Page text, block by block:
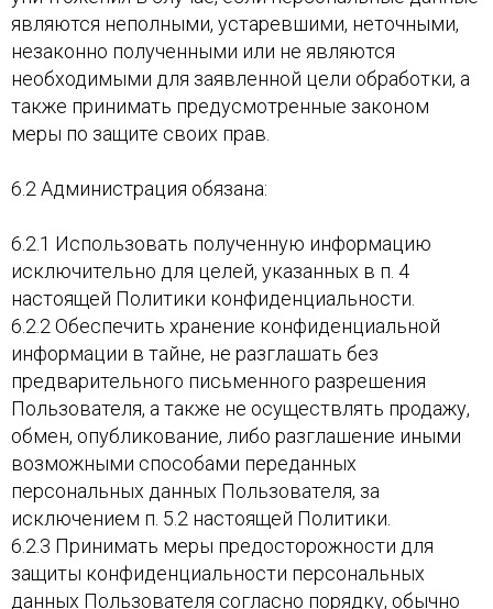
являются неполными, устаревшими, неточными,
незаконно полученными или не являются
необходимыми для заявленной цели обработки, а
также принимать предусмотренные законом
меры по защите своих прав.
6.2 Администрация обязана:
6.2.1 Использовать полученную информацию
исключительно для целей, указанных в п. 4
настоящей Политики конфиденциальности.
6.2.2 Обеспечить хранение конфиденциальной
информации в тайне, не разглашать без
предварительного письменного разрешения
Пользователя, а также не осуществлять продажу,
обмен, опубликование, либо разглашение иными
возможными способами переданных
персональных данных Пользователя, за
исключением п. 5.2 настоящей Политики.
6.2.3 Принимать меры предосторожности для
защиты конфиденциальности персональных
данных Пользователя согласно порядку, обычно